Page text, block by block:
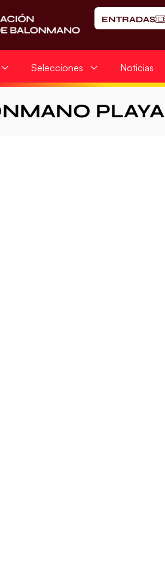
ENTRADAS
Selecciones Noticias
PLAYA